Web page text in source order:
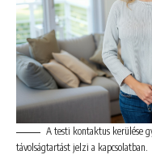
A testi kontaktus kerülése
távolságtartást jelzi a kapcsolatban.